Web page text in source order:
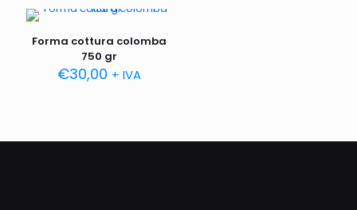
Forma cottura colomba
750 gr
€30,00 + IVA